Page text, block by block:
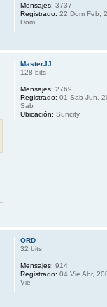
Mensajes: 3737
Registrado: 22 Dom Feb,
Dom
MasterJJ
128 bits
Mensajes: 2769
Registrado: 01 Sab Jun,
Sab
Ubicación: Suncity
ORD
32 bits
Mensajes: 914
Registrado: 04 Vie Abr,
Vie